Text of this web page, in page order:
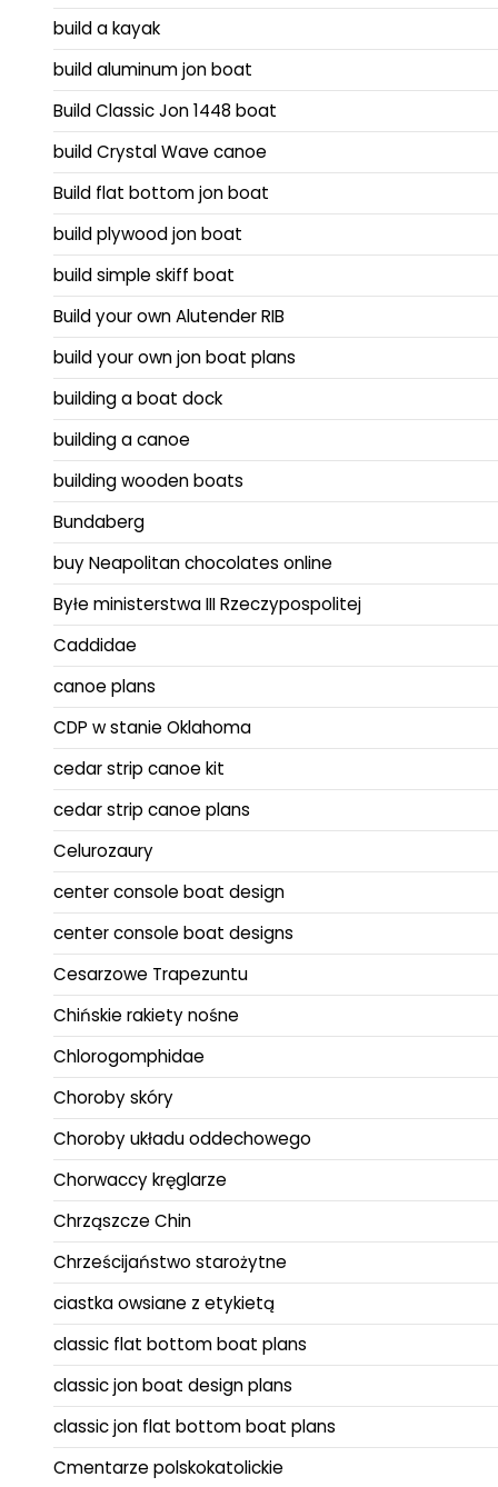
build a kayak
build aluminum jon boat
Build Classic Jon 1448 boat
build Crystal Wave canoe
Build flat bottom jon boat
build plywood jon boat
build simple skiff boat
Build your own Alutender RIB
build your own jon boat plans
building a boat dock
building a canoe
building wooden boats
Bundaberg
buy Neapolitan chocolates online
Byłe ministerstwa III Rzeczypospolitej
Caddidae
canoe plans
CDP w stanie Oklahoma
cedar strip canoe kit
cedar strip canoe plans
Celurozaury
center console boat design
center console boat designs
Cesarzowe Trapezuntu
Chińskie rakiety nośne
Chlorogomphidae
Choroby skóry
Choroby układu oddechowego
Chorwaccy kręglarze
Chrząszcze Chin
Chrześcijaństwo starożytne
ciastka owsiane z etykietą
classic flat bottom boat plans
classic jon boat design plans
classic jon flat bottom boat plans
Cmentarze polskokatolickie